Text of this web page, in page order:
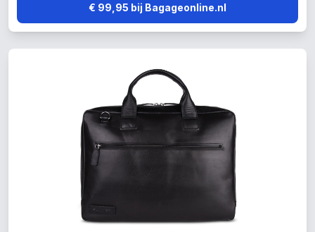
€ 99,95 bij Bagageonline.nl